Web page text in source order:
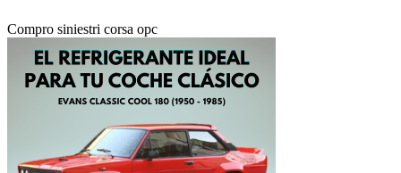
Compro siniestri corsa opc